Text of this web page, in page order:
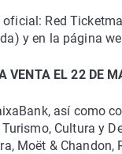
Red
y en la página
VENTA EL 22 DE
así como
Cultura y
Moët &